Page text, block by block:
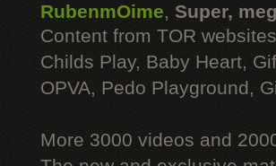
RubenmOime, Super,
Content from TOR
Childs Play, Baby Heart,
OPVA, Pedo Playground,
More 3000 videos and